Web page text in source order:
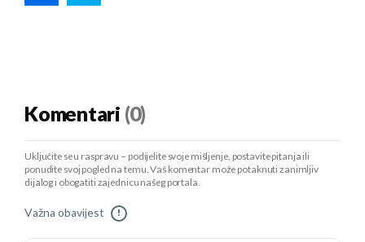
Komentari (0)
Uključite se u raspravu – podijelite svoje mišljenje, postavite pitanja ili
ponudite svoj pogled na temu. Vaš komentar može potaknuti zanimljiv
dijalog i obogatiti zajednicu našeg portala.
Važna obavijest !